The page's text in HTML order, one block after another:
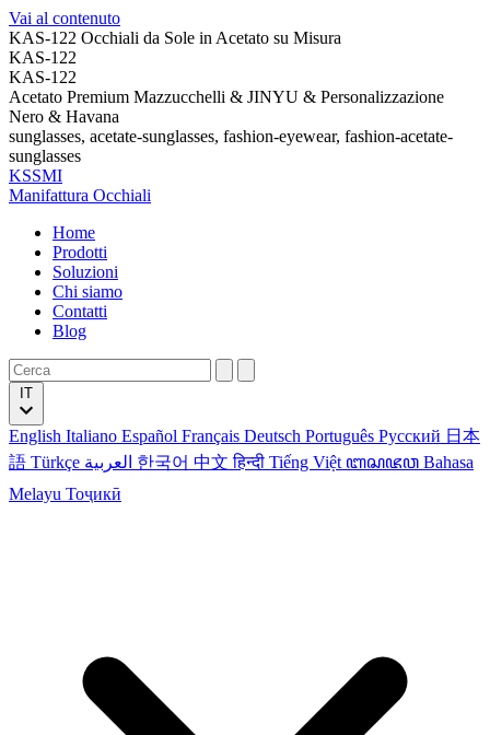
Vai al contenuto
KAS-122 Occhiali da Sole in Acetato su Misura
KAS-122
KAS-122
Acetato Premium Mazzucchelli & JINYU & Personalizzazione
Nero & Havana
sunglasses, acetate-sunglasses, fashion-eyewear, fashion-acetate-
sunglasses
KSSMI
Manifattura Occhiali
Home
Prodotti
Soluzioni
Chi siamo
Contatti
Blog
English Italiano Español Français Deutsch Português Русский 日本
語 Türkçe 한국어 中文हिन्दी Tiếng Việt ꦧꦱꦗꦮ Bahasa
Melayu Тоҷикӣ